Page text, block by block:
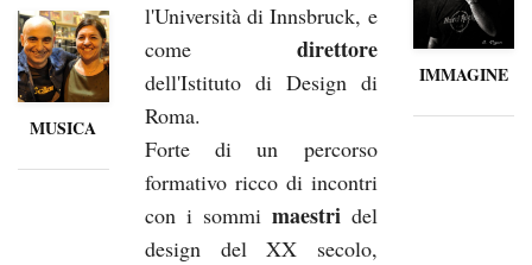
MUSICA
l'Università di Innsbruck, e
come direttore
dell'Istituto di Design di
Roma.
Forte di un percorso
formativo ricco di incontri
con i sommi maestridel
design del XX secolo,
IMMAGINE